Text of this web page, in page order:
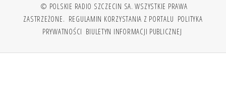
© POLSKIE RADIO SZCZECIN SA. WSZYSTKIE PRAWA
ZASTRZEŻONE. REGULAMIN KORZYSTANIA Z PORTALU POLITYKA
PRYWATNOŚCI BIULETYN INFORMACJI PUBLICZNEJ